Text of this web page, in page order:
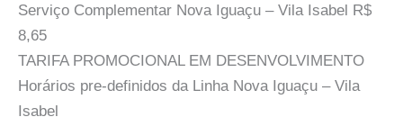
Serviço Complementar Nova Iguaçu – Vila Isabel R$
8,65
TARIFA PROMOCIONAL EM DESENVOLVIMENTO
Horários pre-definidos da Linha Nova Iguaçu – Vila
Isabel